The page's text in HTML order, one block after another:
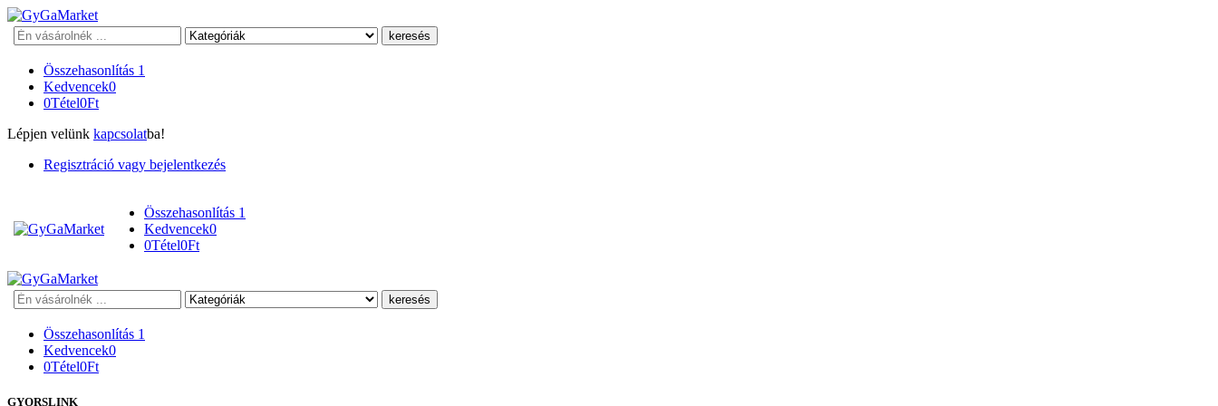
Keresés
Összehasonlítás 1
Kedvencek0
0Tétel0Ft
Lépjen velünk kapcsolatba!
Regisztráció vagy bejelentkezés
Összehasonlítás 1
Kedvencek0
0Tétel0Ft
Keresés
Összehasonlítás 1
Kedvencek0
0Tétel0Ft
GYORSLINK